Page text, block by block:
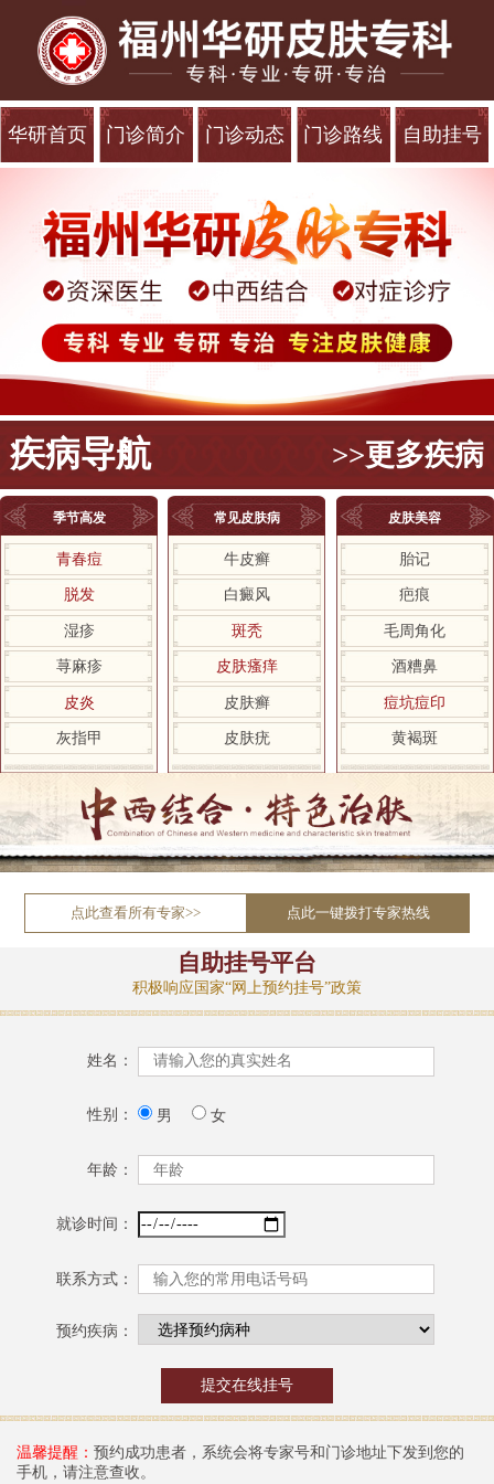
华研首页 门诊简介 门诊动态 门诊路线 自助挂号
疾病导航 >>更多疾病
季节高发
青春痘
脱发
湿疹
荨麻疹
皮炎
灰指甲
常见皮肤病
牛皮癣
白癜风
斑秃
皮肤瘙痒
皮肤癣
皮肤疣
皮肤美容
胎记
疤痕
毛周角化
酒糟鼻
痘坑痘印
黄褐斑
点此查看所有专家>> 点此一键拨打专家热线
自助挂号平台
积极响应国家“网上预约挂号”政策
姓名：
性别： 男 女
年龄：
就诊时间：
联系方式：
预约疾病：
温馨提醒： 预约成功患者，系统会将专家号和门诊地址下发到您的
手机，请注意查收。